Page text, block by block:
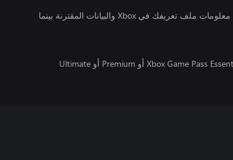
يتلقى ناشرو الألعاب التي تقوم بتشغيلها وصولاً إلى معلومات ملف تعريفك في Xbox والبيانات المقترنة بينما
تتطلب اللعبة متعددة اللاعبين عبر الإنترنت توفر Xbox Game Pass Essential أو Premium أو Ultimate